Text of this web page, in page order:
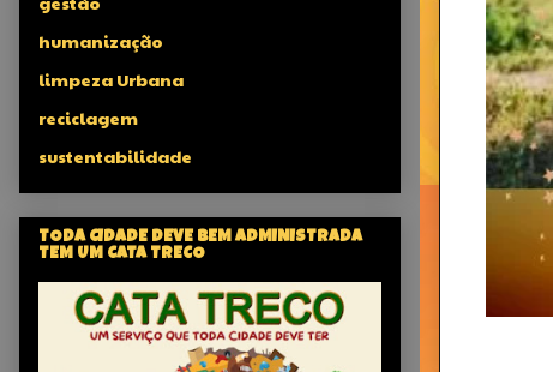
humanização
limpeza Urbana
reciclagem
sustentabilidade
TODA CIDADE DEVE BEM ADMINISTRADA
TEM UM CATA TRECO